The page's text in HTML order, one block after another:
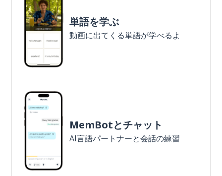
単語を学ぶ
動画に出てくる単語が学べるよ
MemBotとチャット
AI言語パートナーと会話の練習